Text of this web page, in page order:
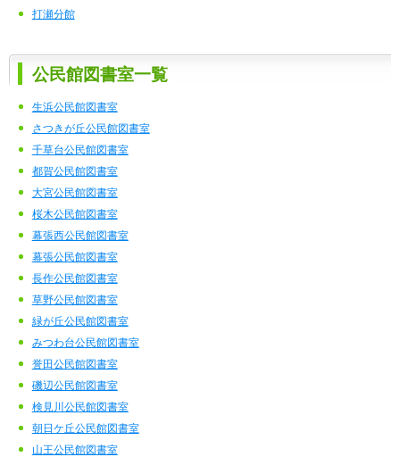
打瀬分館
公民館図書室一覧
生浜公民館図書室
さつきが丘公民館図書室
千草台公民館図書室
都賀公民館図書室
大宮公民館図書室
桜木公民館図書室
幕張西公民館図書室
幕張公民館図書室
長作公民館図書室
草野公民館図書室
緑が丘公民館図書室
みつわ台公民館図書室
誉田公民館図書室
磯辺公民館図書室
検見川公民館図書室
朝日ケ丘公民館図書室
山王公民館図書室